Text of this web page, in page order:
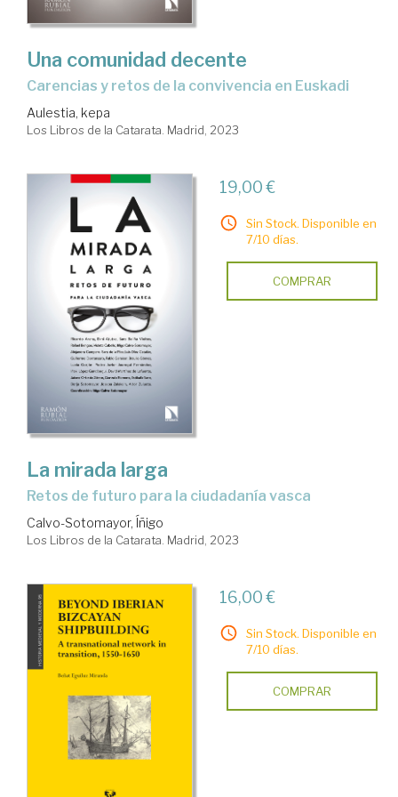
Una comunidad decente
Carencias y retos de la convivencia en Euskadi
Aulestia, kepa
Los Libros de la Catarata. Madrid, 2023
19,00 €
Sin Stock. Disponible en
7/10 días.
COMPRAR
La mirada larga
Retos de futuro para la ciudadanía vasca
Calvo-Sotomayor, Íñigo
Los Libros de la Catarata. Madrid, 2023
16,00 €
Sin Stock. Disponible en
7/10 días.
COMPRAR